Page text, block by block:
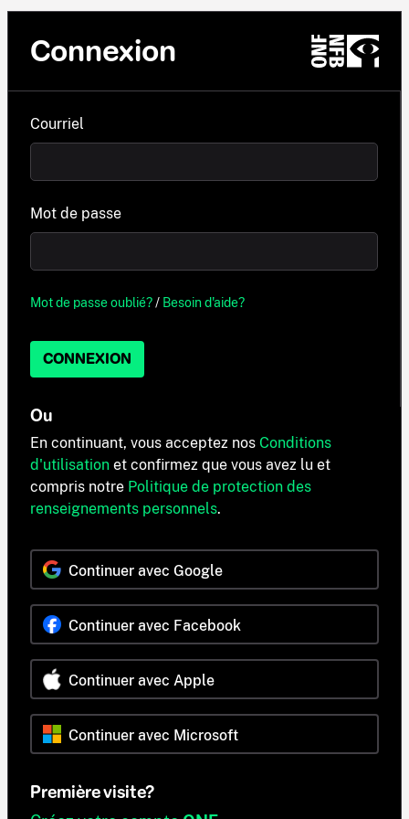
Connexion
Courriel
Mot de passe
Mot de passe oublié?/ Besoin d'aide?
CONNEXION
Ou
En continuant, vous acceptez nos Conditions
d'utilisation et confirmez que vous avez lu et
compris notre Politique de protection des
renseignements personnels.
Continuer avec Google
Continuer avec Facebook
Continuer avec Apple
Continuer avec Microsoft
Première visite?